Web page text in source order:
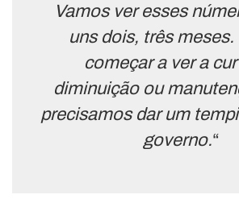
Vamos ver esses
uns dois, três meses.
começar a ver a
diminuição ou
precisamos dar um
governo.“